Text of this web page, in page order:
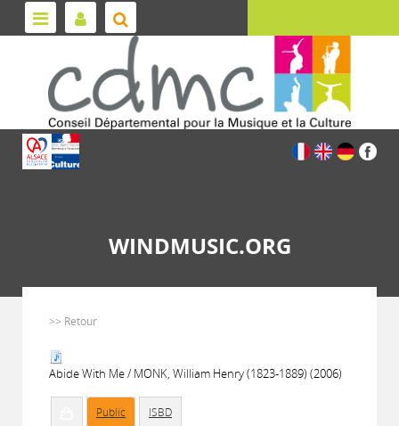
WINDMUSIC.ORG
>> Retour
Abide With Me / MONK, William Henry (1823-1889) (2006)
Public ISBD